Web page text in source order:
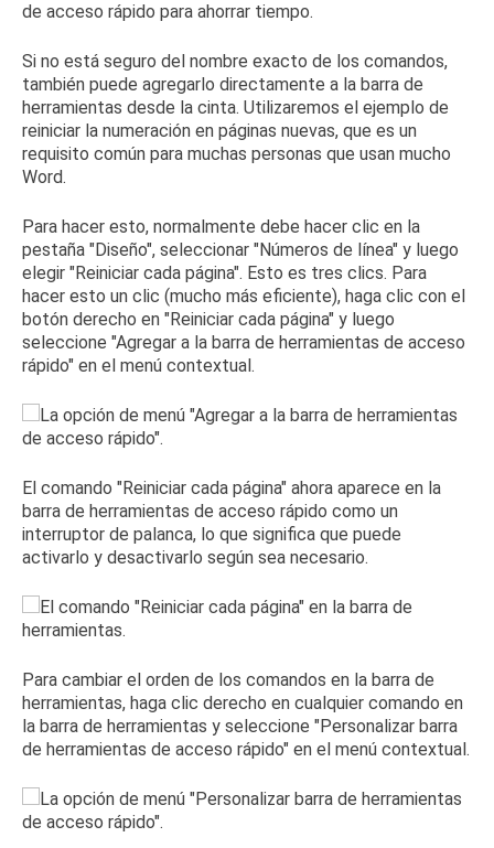
de acceso rápido para ahorrar tiempo.
Si no está seguro del nombre exacto de los comandos,
también puede agregarlo directamente a la barra de
herramientas desde la cinta. Utilizaremos el ejemplo de
reiniciar la numeración en páginas nuevas, que es un
requisito común para muchas personas que usan mucho
Word.
Para hacer esto, normalmente debe hacer clic en la
pestaña "Diseño", seleccionar "Números de línea" y luego
elegir "Reiniciar cada página". Esto es tres clics. Para
hacer esto un clic (mucho más eficiente), haga clic con el
botón derecho en "Reiniciar cada página" y luego
seleccione "Agregar a la barra de herramientas de acceso
rápido" en el menú contextual.
El comando "Reiniciar cada página" ahora aparece en la
barra de herramientas de acceso rápido como un
interruptor de palanca, lo que significa que puede
activarlo y desactivarlo según sea necesario.
Para cambiar el orden de los comandos en la barra de
herramientas, haga clic derecho en cualquier comando en
la barra de herramientas y seleccione "Personalizar barra
de herramientas de acceso rápido" en el menú contextual.